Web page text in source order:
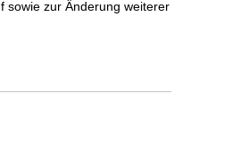
sowie zur Änderung weiterer